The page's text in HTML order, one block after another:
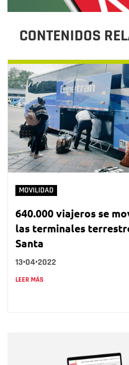
CONTENIDOS
MOVILIDAD
640.000 viajeros se
las terminales
Santa
13•04•2022
LEER MÁS